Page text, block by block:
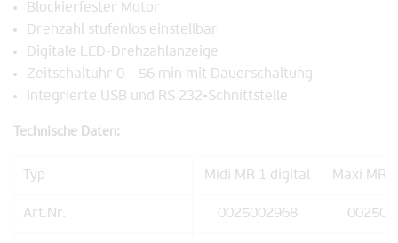
Blockierfester Motor
Drehzahl stufenlos einstellbar
Digitale LED-Drehzahlanzeige
Zeitschaltuhr 0 – 56 min mit Dauerschaltung
Integrierte USB und RS 232-Schnittstelle
Technische Daten:
Typ Midi MR 1 digital Maxi MR
Art.Nr. 0025002968